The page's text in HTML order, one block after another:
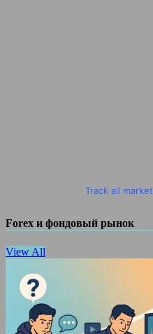
Track all
Forex и фондовый рынок
View All